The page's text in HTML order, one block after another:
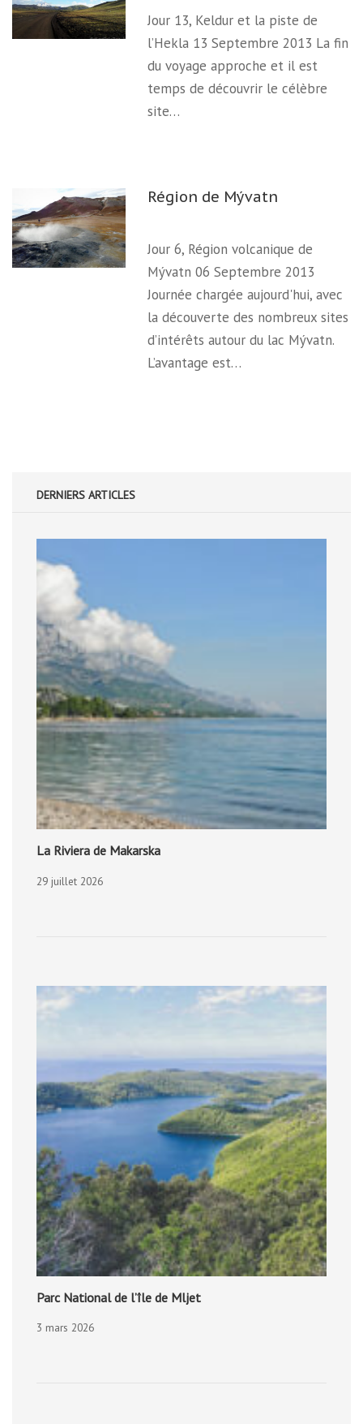
Jour 13, Keldur et la piste de
l’Hekla 13 Septembre 2013 La fin
du voyage approche et il est
temps de découvrir le célèbre
site…
Région de Mývatn
Jour 6, Région volcanique de
Mývatn 06 Septembre 2013
Journée chargée aujourd'hui, avec
la découverte des nombreux sites
d’intérêts autour du lac Mývatn.
L’avantage est…
DERNIERS ARTICLES
La Riviera de Makarska
29 juillet 2026
Parc National de l’île de Mljet
3 mars 2026